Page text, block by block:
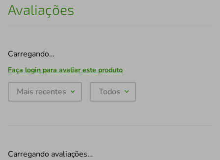
Avaliações
Carregando…
Faça login para avaliar este produto
Mais recentes Todos
Carregando avaliações…